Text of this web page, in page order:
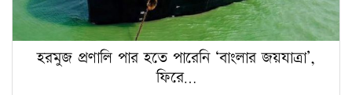
হরমুজ প্রণালি পার হতে পারেনি ‘বাংলার জয়যাত্রা’,
ফিরে…